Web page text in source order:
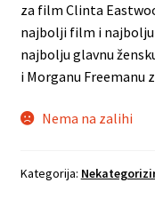
za film Clinta
najbolji film i najbolju
najbolju glavnu
i Morganu Freemanu
Nema na zalihi
Kategorija: